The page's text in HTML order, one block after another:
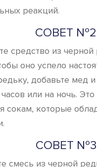
реакций.
СОВЕТ №2
средство из
оно успело
добавьте мед и
или на ночь. Это
сокам, которые
СОВЕТ №3
смесь из черной